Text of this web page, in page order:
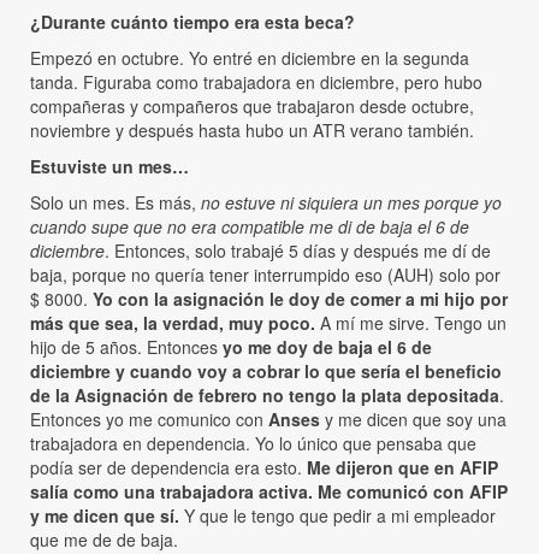
¿Durante cuánto tiempo era esta beca?
Empezó en octubre. Yo entré en diciembre en la segunda
tanda. Figuraba como trabajadora en diciembre, pero hubo
compañeras y compañeros que trabajaron desde octubre,
noviembre y después hasta hubo un ATR verano también.
Estuviste un mes…
Solo un mes. Es más, no estuve ni siquiera un mes porque yo
cuando supe que no era compatible me di de baja el 6 de
diciembre. Entonces, solo trabajé 5 días y después me dí de
baja, porque no quería tener interrumpido eso (AUH) solo por
$ 8000. Yo con la asignación le doy de comer a mi hijo por
más que sea, la verdad, muy poco. A mí me sirve. Tengo un
hijo de 5 años. Entonces yo me doy de baja el 6 de
diciembre y cuando voy a cobrar lo que sería el beneficio
de la Asignación de febrero no tengo la plata depositada.
Entonces yo me comunico con Anses y me dicen que soy una
trabajadora en dependencia. Yo lo único que pensaba que
podía ser de dependencia era esto. Me dijeron que en AFIP
salía como una trabajadora activa. Me comunicó con AFIP
y me dicen que sí. Y que le tengo que pedir a mi empleador
que me de de baja.